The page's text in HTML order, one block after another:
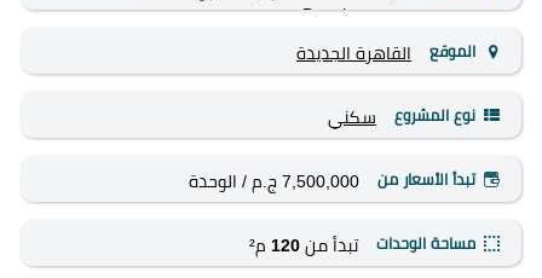
Developments
الموقع القاهرة الجديدة
نوع المشروع سكني
تبدأ الأسعار من 7,500,000 ج.م / الوحدة
مساحة الوحدات تبدأ من 120 م²